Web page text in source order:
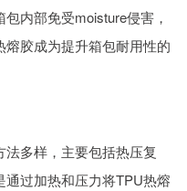
内部免受moisture侵害，
胶成为提升箱包耐用性的
多样，主要包括热压复
过加热和压力将TPU热熔